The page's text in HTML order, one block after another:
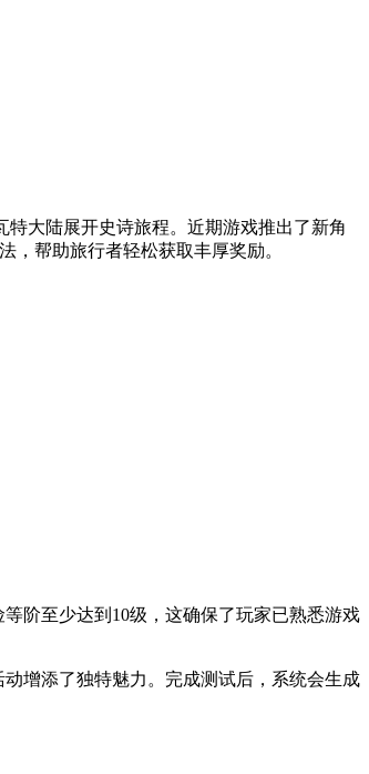
大陆展开史诗旅程。近期游戏推出了新角
帮助旅行者轻松获取丰厚奖励。
阶至少达到10级，这确保了玩家已熟悉游戏
增添了独特魅力。完成测试后，系统会生成